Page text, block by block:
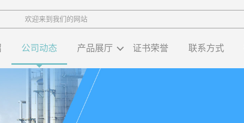
欢迎来到我们的网站
公司动态 产品展厅 证书荣誉 联系方式